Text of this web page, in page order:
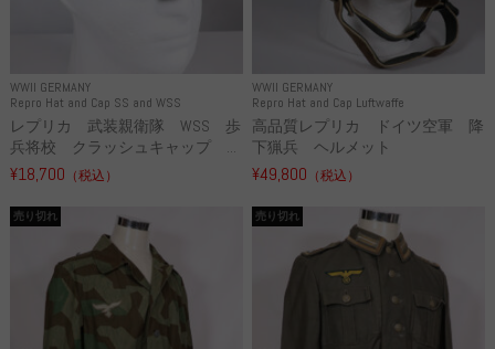
WWII GERMANY
Repro Hat and Cap SS and WSS
レプリカ 武装親衛隊 WSS 歩
兵将校 クラッシュキャップ ...
¥18,700 （税込）
WWII GERMANY
Repro Hat and Cap Luftwaffe
高品質レプリカ ドイツ空軍 降
下猟兵 ヘルメット
¥49,800 （税込）
売り切れ 売り切れ